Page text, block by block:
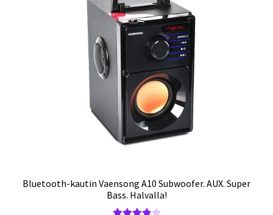
Bluetooth-kautin Vaensong A10 Subwoofer. AUX. Super
Bass. Halvalla!